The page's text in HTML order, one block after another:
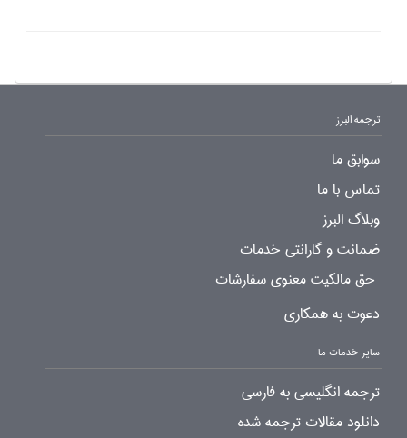
ترجمه البرز
سوابق ما
تماس با ما
وبلاگ البرز
ضمانت و گارانتی خدمات
حق مالکیت معنوی سفارشات
دعوت به همکاری
سایر خدمات ما
ترجمه انگلیسی به فارسی
دانلود مقالات ترجمه شده